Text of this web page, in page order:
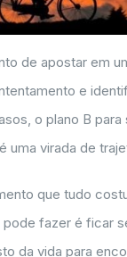
de apostar em
e
o plano B para
uma virada de
que tudo
pode fazer é ficar
da vida para